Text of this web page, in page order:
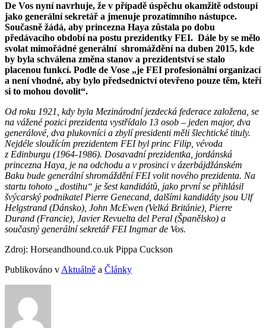
De Vos nyní navrhuje, že v případě úspěchu okamžitě odstoupí
jako generální sekretář a jmenuje prozatímního nástupce.
Současně žádá, aby princezna Haya zůstala po dobu
předávacího období na postu prezidentky FEI. Dále by se mělo
svolat mimořádné generální shromáždění na duben 2015, kde
by byla schválena změna stanov a prezidentství se stalo
placenou funkcí. Podle de Vose „je FEI profesionální organizací
a není vhodné, aby bylo předsednictví otevřeno pouze těm, kteří
si to mohou dovolit“.
Od roku 1921, kdy byla Mezinárodní jezdecká federace založena, se
na vážené pozici prezidenta vystřídalo 13 osob – jeden major, dva
generálové, dva plukovníci a zbylí presidenti měli šlechtické tituly.
Nejdéle sloužícím prezidentem FEI byl princ Filip, vévoda
z Edinburgu (1964-1986). Dosavadní prezidentka, jordánská
princezna Haya, je na odchodu a v prosinci v ázerbájdžánském
Baku bude generální shromáždění FEI volit nového prezidenta. Na
startu tohoto „dostihu“ je šest kandidátů, jako první se přihlásil
švýcarský podnikatel Pierre Genecand, dalšími kandidáty jsou Ulf
Helgstrand (Dánsko), John McEwen (Velká Británie), Pierre
Durand (Francie), Javier Revuelta del Peral (Španělsko) a
současný generální sekretář FEI Ingmar de Vos.
Zdroj: Horseandhound.co.uk Pippa Cuckson
Publikováno v Aktuálně a Články